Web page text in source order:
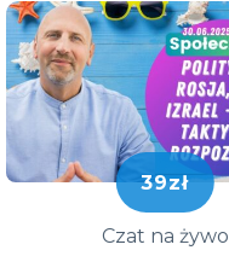
39zł
Czat na żywo